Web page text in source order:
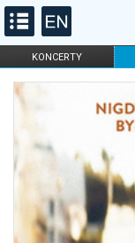
KONCERTY
FILHARMONIA